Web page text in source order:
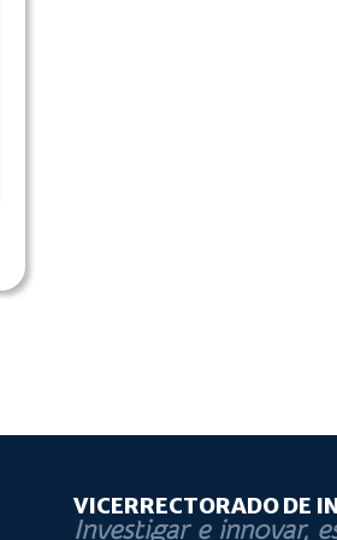
VICERRECTORADO DE
Investigar e innovar,